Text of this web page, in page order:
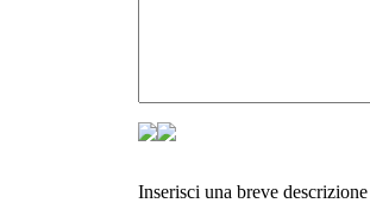
Inserisci una breve descrizione